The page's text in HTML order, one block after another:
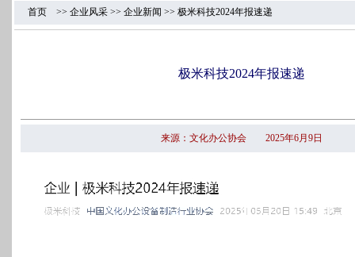
首页 >> 企业风采 >> 企业新闻 >> 极米科技2024年报速递
极米科技2024年报速递
来源：文化办公协会 2025年6月9日